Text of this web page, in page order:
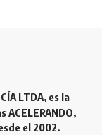
LTDA, es la
el 2002.